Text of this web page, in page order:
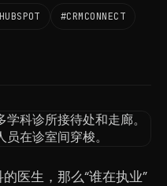
#CRMCONNECT
医生，那么“谁在执业”